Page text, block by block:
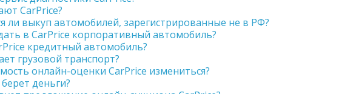
CarPrice?
ли выкуп автомобилей, зарегистрированные не в РФ?
в CarPrice корпоративный автомобиль?
кредитный автомобиль?
грузовой транспорт?
онлайн-оценки CarPrice измениться?
деньги?